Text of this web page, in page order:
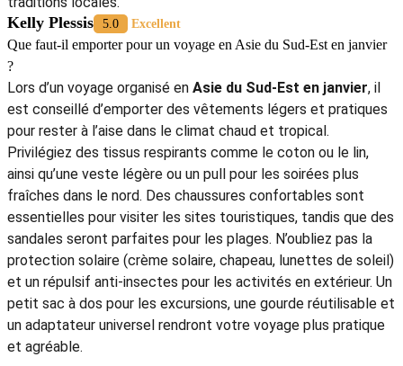
Festival des Fleurs de Chiang Mai présente de magnifiques
expositions florales et défilés. Au Vietnam, la préparation du
Têt (Nouvel An lunaire) se fait avec des marchés colorés et
des décorations. Au Cambodge et au Laos, les foires locales
et les spectacles de danse traditionnelle rassemblent les
communautés. Le Festival de la Pagode Ananda à Bagan
(Myanmar) est un événement bouddhiste majeur, et à Bali
(Indonésie), le Bali Arts Festival met en valeur la danse et la
musique traditionnelles. Ces célébrations offrent une
occasion unique de découvrir la culture, la spiritualité et
l’ambiance festive de la région tout en se rapprochant des
traditions locales.
Kelly Plessis
Que faut-il emporter pour un voyage en Asie du Sud-Est en janvier
?
Lors d’un voyage organisé enAsie du Sud-Est en janvier, il
est conseillé d’emporter des vêtements légers et pratiques